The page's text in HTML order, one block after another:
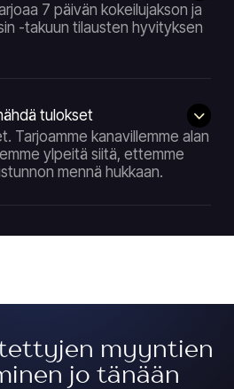
7 päivän kokeilujakson ja
-takuun tilausten hyvityksen
tulokset
Tarjoamme kanavillemme alan
ylpeitä siitä, ettemme
mennä hukkaan.
myyntien
jo tänään